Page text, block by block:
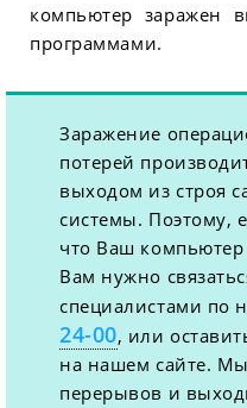
компьютер заражен
программами.
Заражение
потерей
выходом из строя
системы. Поэтому,
что Ваш
Вам нужно
специалистами по
24-00, или
на нашем сайте.
перерывов и